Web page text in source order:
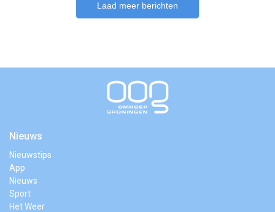
Laad meer berichten
Nieuws
Nieuwstips
App
Nieuws
Sport
Het Weer